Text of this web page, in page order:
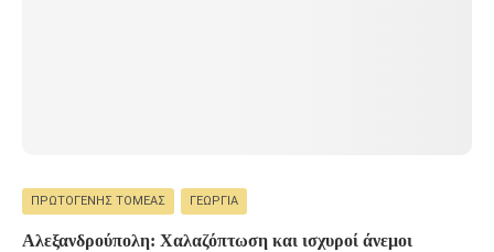
ΠΡΩΤΟΓΕΝΉΣ ΤΟΜΈΑΣ ΓΕΩΡΓΊΑ
Αλεξανδρούπολη: Χαλαζόπτωση και ισχυροί άνεμοι